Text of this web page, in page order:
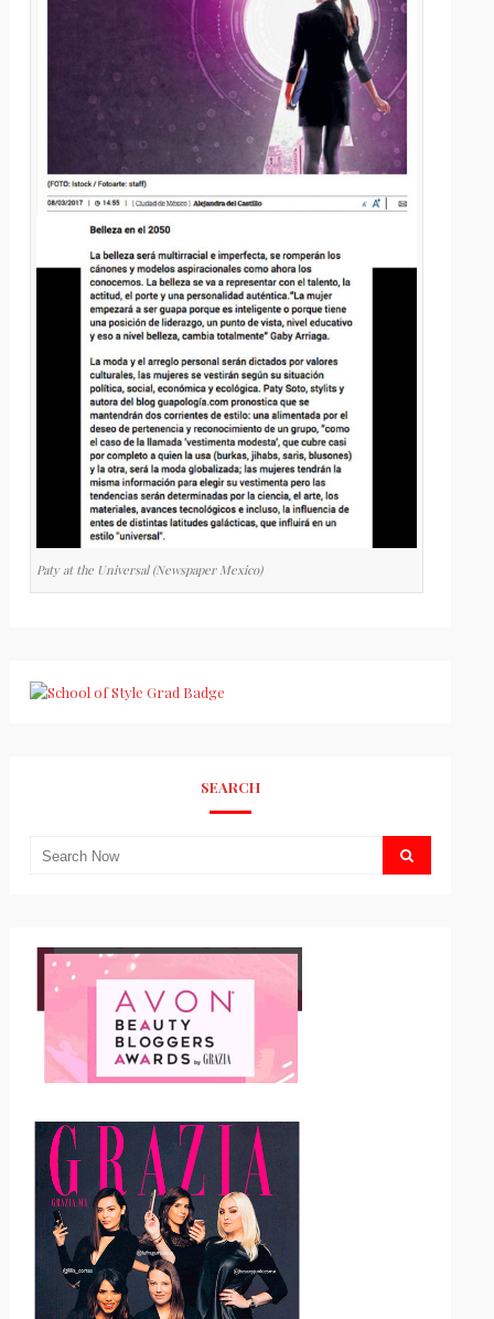
Paty at the Universal (Newspaper Mexico)
SEARCH